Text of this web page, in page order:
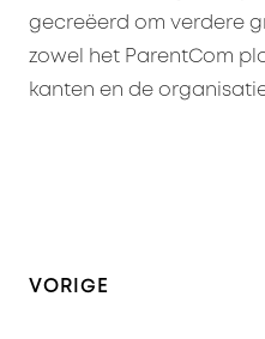
gecreëerd om verdere
zowel het ParentCom
kanten en de
VORIGE